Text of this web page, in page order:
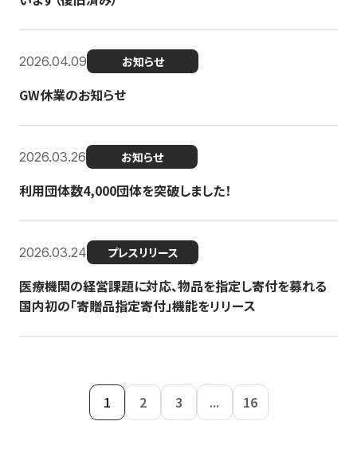
2026.04.09 お知らせ
GW休業のお知らせ
2026.03.26 お知らせ
利用団体数4,000団体を突破しました！
2026.03.24 プレスリリース
医療機関の経営課題に対応、物品を指定し寄付を募れる
国内初の「寄贈品指定寄付」機能をリリース
1 2 3 ... 16